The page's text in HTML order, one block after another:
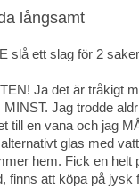
långsamt
slå ett slag för 2
Ja det är tråkigt
MINST. Jag trodde
till en vana och jag
glas med
hem. Fick en helt
finns att köpa på